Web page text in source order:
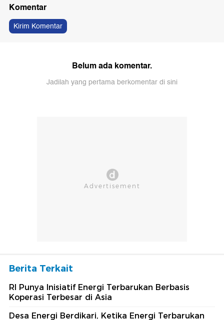
Komentar
Kirim Komentar
Belum ada komentar.
Jadilah yang pertama berkomentar di sini
Berita Terkait
RI Punya Inisiatif Energi Terbarukan Berbasis
Koperasi Terbesar di Asia
Desa Energi Berdikari, Ketika Energi Terbarukan